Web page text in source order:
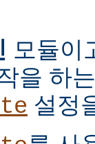
모듈이
을 하
설정